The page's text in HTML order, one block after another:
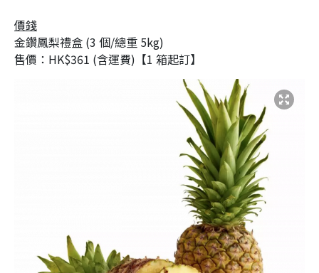
價錢
金鑽鳳梨禮盒 (3 個/總重 5kg)
售價：HK$361 (含運費)【1 箱起訂】